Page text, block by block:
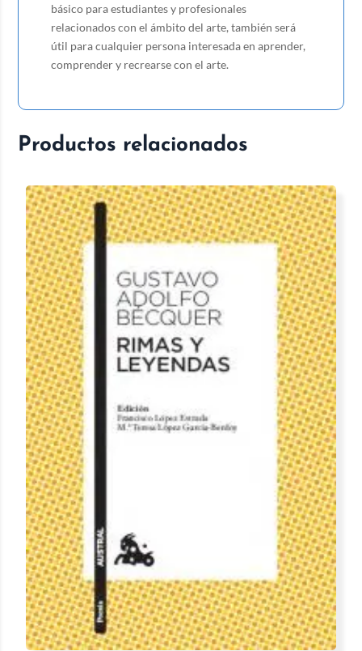
básico para estudiantes y profe­sio­nales
relacionados con el ámbito del arte, también será
útil para cualquier persona interesada en aprender,
comprender y recrearse con el arte.
Productos relacionados